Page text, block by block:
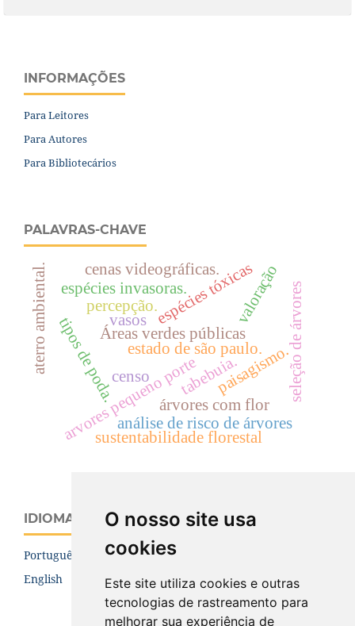
O nosso site usa
cookies
Este site utiliza cookies e outras
tecnologias de rastreamento para
melhorar sua experiência de
INFORMAÇÕES
Para Leitores
Para Autores
Para Bibliotecários
PALAVRAS-CHAVE
Áreas verdes públicas
espécies tóxicas
espécies invasoras.
estado de são paulo.
arvores pequeno porte
tipos de poda.
análise de risco de árvores
paisagismo.
aterro ambiental. cenas videográficas.
censo
árvores com flor
seleção de árvores
sustentabilidade florestal
valoração
percepção.
vasos
tabebuia.
IDIOMA
Português (Brasil)
English